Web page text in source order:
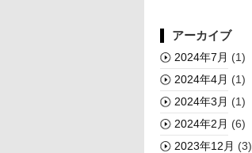
アーカイブ
2024年7月 (1)
2024年4月 (1)
2024年3月 (1)
2024年2月 (6)
2023年12月 (3)